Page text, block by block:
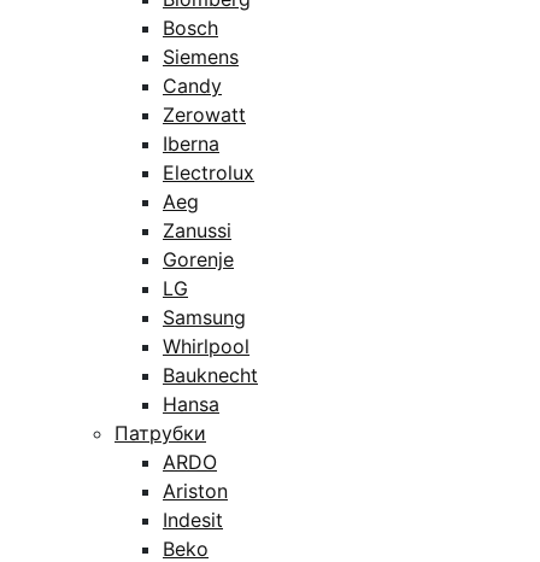
Bosch
Siemens
Candy
Zerowatt
Iberna
Electrolux
Aeg
Zanussi
Gorenje
LG
Samsung
Whirlpool
Bauknecht
Hansa
Патрубки
ARDO
Ariston
Indesit
Beko